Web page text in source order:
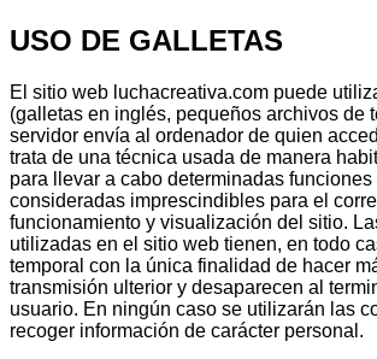
USO DE GALLETAS
El sitio web luchacreativa.com puede
(galletas en inglés, pequeños archivos de
servidor envía al ordenador de quien
trata de una técnica usada de manera
para llevar a cabo determinadas funciones
consideradas imprescindibles para el
funcionamiento y visualización del sitio.
utilizadas en el sitio web tienen, en todo
temporal con la única finalidad de hacer
transmisión ulterior y desaparecen al
usuario. En ningún caso se utilizarán las
recoger información de carácter personal.